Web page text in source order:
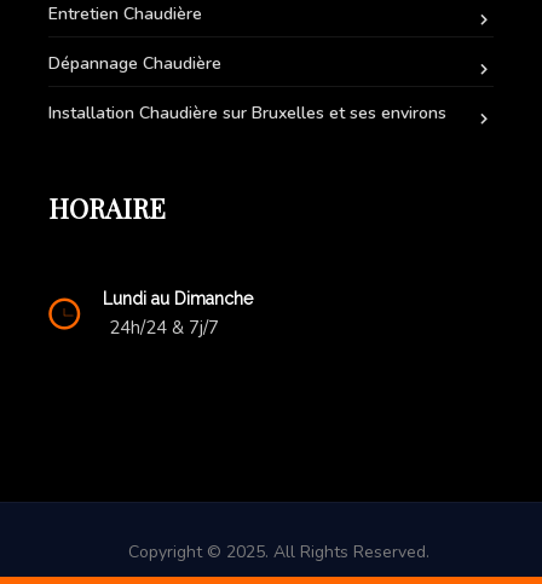
Entretien Chaudière
Dépannage Chaudière
Installation Chaudière sur Bruxelles et ses environs
HORAIRE
Lundi au Dimanche
24h/24 & 7j/7
Copyright © 2025. All Rights Reserved.